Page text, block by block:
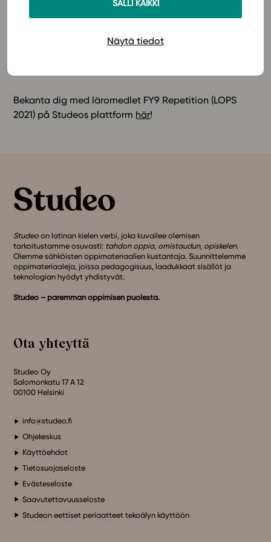
SALLI KAIKKI
Näytä tiedot
program ger de studerande hjälp när de förbereder sig
Bekanta dig med läromedlet FY9 Repetition (LOPS
2021) på Studeos plattform här!
Studeo on latinan kielen verbi, joka kuvailee olemisen
tarkoitustamme osuvasti: tahdon oppia, omistaudun, opiskelen.
Olemme sähköisten oppimateriaalien kustantaja. Suunnittelemme
oppimateriaaleja, joissa pedagogisuus, laadukkaat sisällöt ja
teknologian hyödyt yhdistyvät.
Studeo – paremman oppimisen puolesta.
Ota yhteyttä
Studeo Oy
Salomonkatu 17 A 12
00100 Helsinki
info@studeo.fi
Ohjekeskus
Käyttöehdot
Tietosuojaseloste
Evästeseloste
Saavutettavuusseloste
Studeon eettiset periaatteet tekoälyn käyttöön